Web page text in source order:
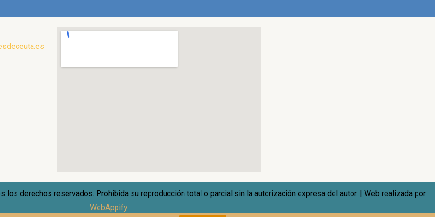
los derechos reservados. Prohibida su reproducción total o parcial sin la autorización expresa del autor. | Web realizada por
WebAppify